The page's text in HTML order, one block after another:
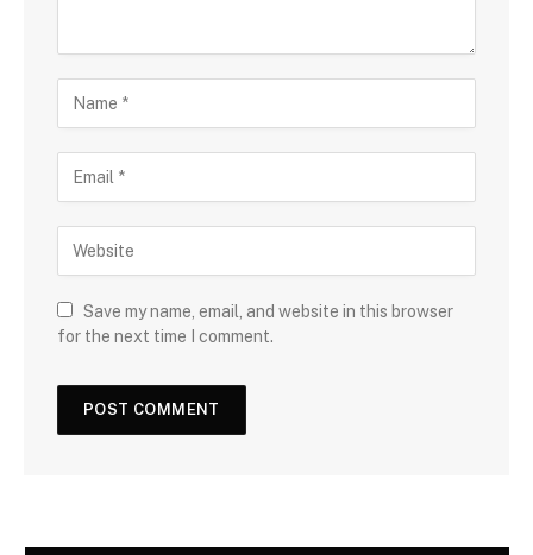
Save my name, email, and website in this browser
for the next time I comment.